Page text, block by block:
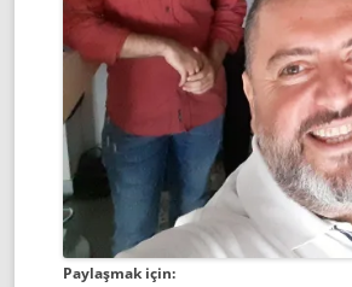
Paylaşmak için: